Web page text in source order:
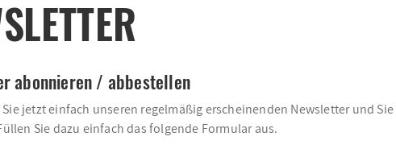
abonnieren / abbestellen
jetzt einfach unseren regelmäßig erscheinenden Newsletter und
Sie dazu einfach das folgende Formular aus.